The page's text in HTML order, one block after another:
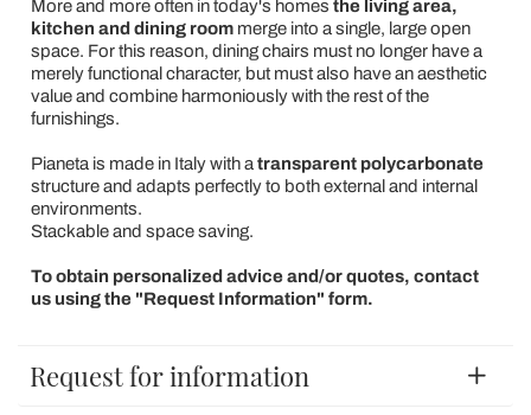
More and more often in today's homes the living area,
kitchen and dining roommerge into a single, large open
space. For this reason, dining chairs must no longer have a
merely functional character, but must also have an aesthetic
value and combine harmoniously with the rest of the
furnishings.
Pianeta is made in Italy with a transparent polycarbonate
structure and adapts perfectly to both external and internal
environments.
Stackable and space saving.
To obtain personalized advice and/or quotes, contact
us using the "Request Information" form.
Request for information